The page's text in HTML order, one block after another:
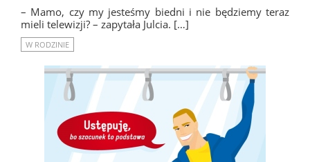
– Mamo, czy my jesteśmy biedni i nie będziemy teraz
mieli telewizji? – zapytała Julcia. […]
W RODZINIE